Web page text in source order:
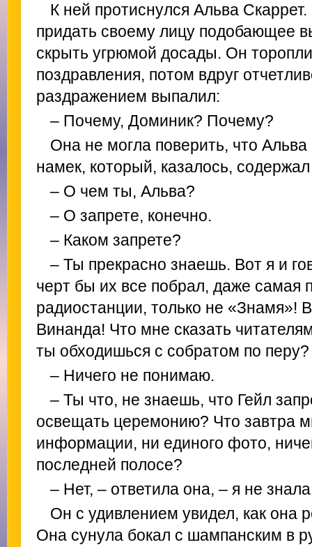
К ней протиснулся Альва
придать своему лицу подобающее
скрыть угрюмой досады. Он
поздравления, потом вдруг
раздражением выпалил:
– Почему, Доминик? Почему?
Она не могла поверить, что
намек, который, казалось,
– О чем ты, Альва?
– О запрете, конечно.
– Каком запрете?
– Ты прекрасно знаешь. Вот я и
черт бы их все побрал, даже самая
радиостанции, только не «Знамя»!
Винанда! Что мне сказать
ты обходишься с собратом по перу?
– Ничего не понимаю.
– Ты что, не знаешь, что Гейл
освещать церемонию? Что завтра
информации, ни единого фото,
последней полосе?
– Нет, – ответила она, – я не
Он с удивлением увидел, как она
Она сунула бокал с шампанским в